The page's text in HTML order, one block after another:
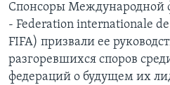
Спонсоры Международной
- Federation internationale
FIFA) призвали ее
разгоревшихся споров
федераций о будущем их